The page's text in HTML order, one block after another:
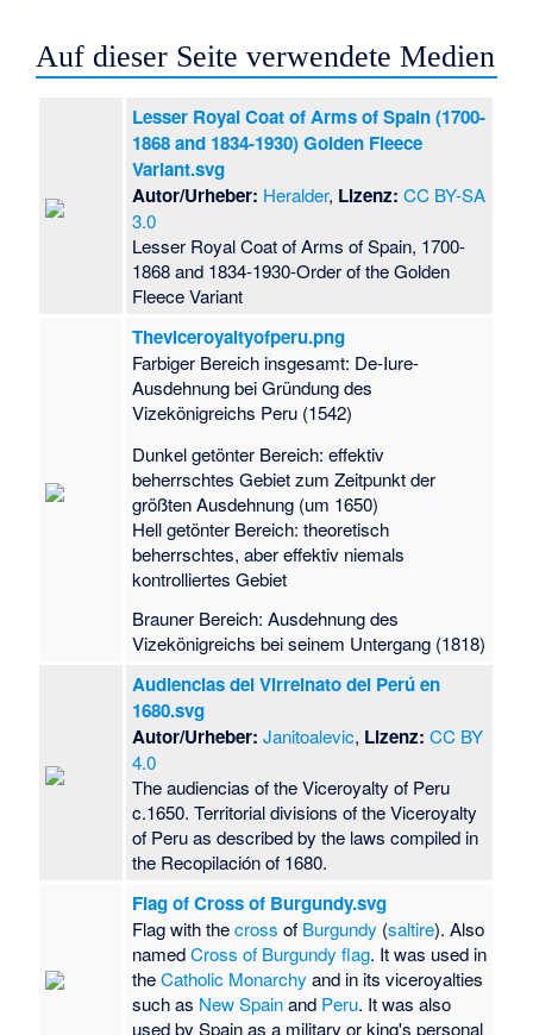
Auf dieser Seite verwendete Medien
Lesser Royal Coat of Arms of Spain (1700-
1868 and 1834-1930) Golden Fleece
Variant.svg
Autor/Urheber: Heralder, Lizenz: CC BY-SA
3.0
Lesser Royal Coat of Arms of Spain, 1700-
1868 and 1834-1930-Order of the Golden
Fleece Variant
Theviceroyaltyofperu.png
Farbiger Bereich insgesamt: De-Iure-
Ausdehnung bei Gründung des
Vizekönigreichs Peru (1542)
Dunkel getönter Bereich: effektiv
beherrschtes Gebiet zum Zeitpunkt der
größten Ausdehnung (um 1650)
Hell getönter Bereich: theoretisch
beherrschtes, aber effektiv niemals
kontrolliertes Gebiet
Brauner Bereich: Ausdehnung des
Vizekönigreichs bei seinem Untergang (1818)
Audiencias del Virreinato del Perú en
1680.svg
Autor/Urheber: Janitoalevic, Lizenz: CC BY
4.0
The audiencias of the Viceroyalty of Peru
c.1650. Territorial divisions of the Viceroyalty
of Peru as described by the laws compiled in
the Recopilación of 1680.
Flag of Cross of Burgundy.svg
Flag with thecross of Burgundy (saltire). Also
namedCross of Burgundy flag. It was used in
theCatholic Monarchy and in its viceroyalties
such as New Spainand Peru. It was also
used by Spain as a military or king's personal